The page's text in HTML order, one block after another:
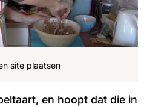
lid
Julius Martijn
Nieuwsbrief
site plaatsen
en hoopt dat die in